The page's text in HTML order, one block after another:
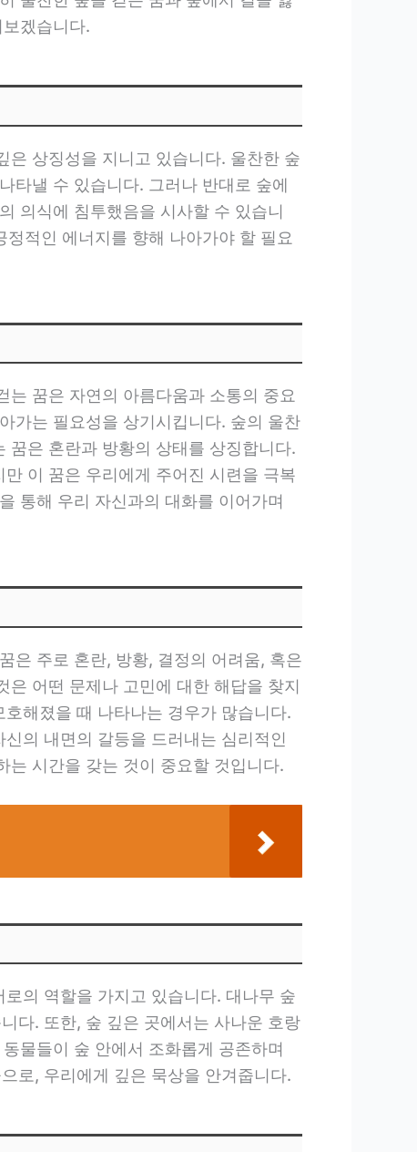
겠습니다.
은 상징성을 지니고 있습니다. 울찬한 숲
타낼 수 있습니다. 그러나 반대로 숲에
의식에 침투했음을 시사할 수 있습니
적인 에너지를 향해 나아가야 할 필요
는 꿈은 자연의 아름다움과 소통의 중요
가는 필요성을 상기시킵니다. 숲의 울찬
꿈은 혼란과 방황의 상태를 상징합니다.
이 꿈은 우리에게 주어진 시련을 극복
통해 우리 자신과의 대화를 이어가며
은 주로 혼란, 방황, 결정의 어려움, 혹은
어떤 문제나 고민에 대한 해답을 찾지
해졌을 때 나타나는 경우가 많습니다.
의 내면의 갈등을 드러내는 심리적인
는 시간을 갖는 것이 중요할 것입니다.
의 역할을 가지고 있습니다. 대나무 숲
다. 또한, 숲 깊은 곳에서는 사나운 호랑
물들이 숲 안에서 조화롭게 공존하며
로, 우리에게 깊은 묵상을 안겨줍니다.